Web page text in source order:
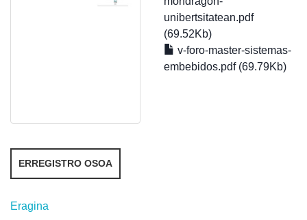
unibertsitatean.pdf
(69.52Kb)
v-foro-master-sistemas-
embebidos.pdf (69.79Kb)
ERREGISTRO OSOA
Eragina